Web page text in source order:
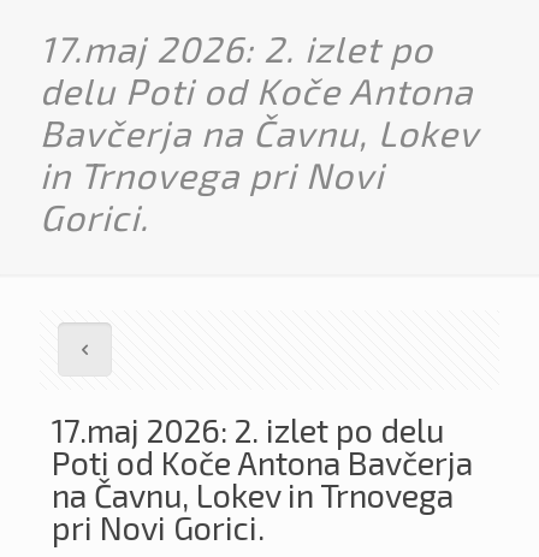
17.maj 2026: 2. izlet po
delu Poti od Koče Antona
Bavčerja na Čavnu, Lokev
in Trnovega pri Novi
Gorici.
17.maj 2026: 2. izlet po delu
Poti od Koče Antona Bavčerja
na Čavnu, Lokev in Trnovega
pri Novi Gorici.